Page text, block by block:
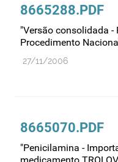
Taxas
Tecnologias da
Utilização
8665288.PDF
"Versão consolidada -
Procedimento
27/11/2006
8665070.PDF
"Penicilamina -